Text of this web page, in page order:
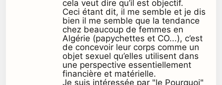
cela veut dire qu’il est objectif.
Ceci étant dit, il me semble et je dis
bien il me semble que la tendance
chez beaucoup de femmes en
Algérie (papychettes et CO...), c’est
de concevoir leur corps comme un
objet sexuel qu’elles utilisent dans
une perspective essentiellement
financière et matérielle.
Je suis intéressée par "le Pourquoi"